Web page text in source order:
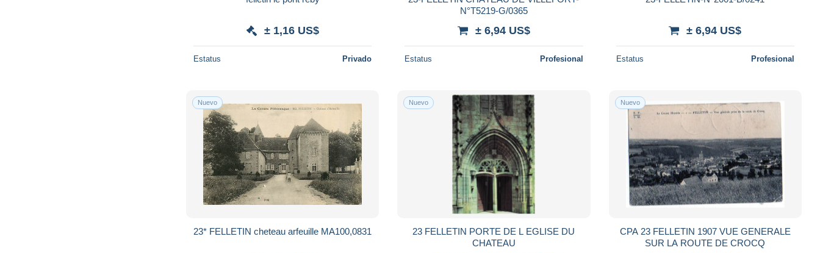
± 1,16 US$
Estatus Privado
N°T5219-G/0365
± 6,94 US$
Estatus Profesional
± 6,94 US$
Estatus Profesional
Nuevo
23* FELLETIN cheteau arfeuille MA100,0831
Nuevo
23 FELLETIN PORTE DE L EGLISE DU
CHATEAU
Nuevo
CPA 23 FELLETIN 1907 VUE GENERALE
SUR LA ROUTE DE CROCQ